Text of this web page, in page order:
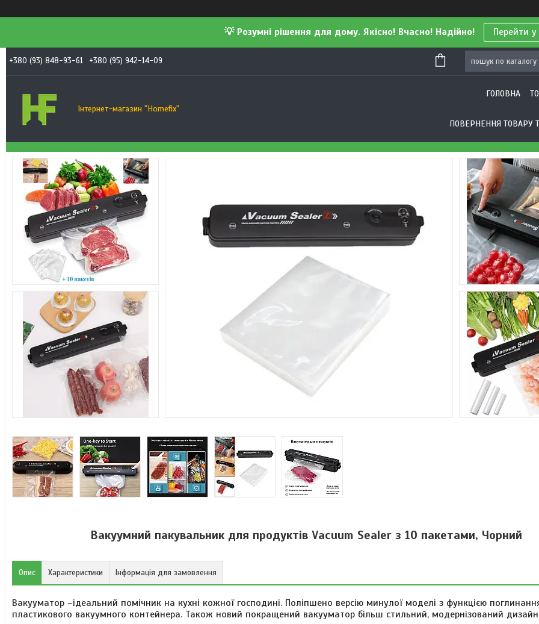
💡 Розумні рішення для дому. Якісно! Вчасно! Надійно! Перейти
+380 (93) 848-93-61 +380 (95) 942-14-09
Інтернет-магазин "Homefix"
ГОЛОВНА
ПОВЕРНЕННЯ ТОВАРУ
Вакуумний пакувальник для продуктів Vacuum Sealer з 10 пакетами, Чорний
Опис Характеристики Інформація для замовлення
Вакууматор –ідеальний помічник на кухні кожної господині. Поліпшено версію минулої моделі з функцією
пластикового вакуумного контейнера. Також новий покращений вакууматор більш стильний, модернізований